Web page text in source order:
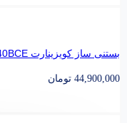
بستنی ساز کویزینارت ICE40BCE
44,900,000 تومان